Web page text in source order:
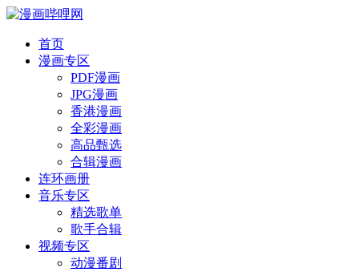
首页
漫画专区
PDF漫画
JPG漫画
香港漫画
全彩漫画
高品甄选
合辑漫画
连环画册
音乐专区
精选歌单
歌手合辑
视频专区
动漫番剧